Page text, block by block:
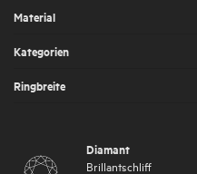
Material
Kategorien
Ringbreite
Diamant
Brillantschliff